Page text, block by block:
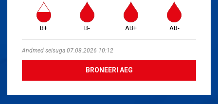
B+ B- AB+ AB-
Andmed seisuga 07.08.2026 10:12
BRONEERI AEG